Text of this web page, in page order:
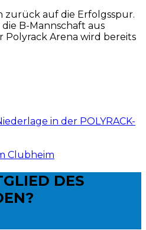
zurück auf die Erfolgsspur.
B-Mannschaft aus
Polyrack Arena wird bereits
in der POLYRACK-
Clubheim
DES